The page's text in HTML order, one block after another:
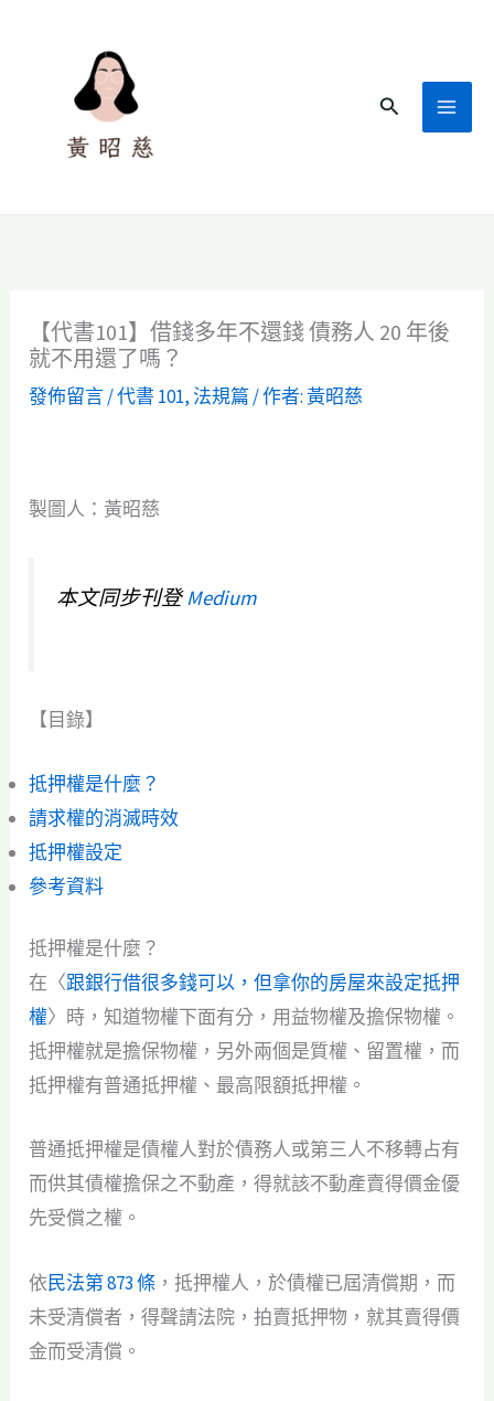
搜
【代書101】借錢多年不還錢 債務人 20 年後
就不用還了嗎？
發佈留言/代書 101, 法規篇/ 作者:黃昭慈
製圖人：黃昭慈
本文同步刊登Medium
【目錄】
抵押權是什麼？
請求權的消滅時效
抵押權設定
參考資料
抵押權是什麼？
在〈跟銀行借很多錢可以，但拿你的房屋來設定抵押
權〉時，知道物權下面有分，用益物權及擔保物權。
抵押權就是擔保物權，另外兩個是質權、留置權，而
抵押權有普通抵押權、最高限額抵押權。
普通抵押權是債權人對於債務人或第三人不移轉占有
而供其債權擔保之不動產，得就該不動產賣得價金優
先受償之權。
依民法第 873 條 ，抵押權人，於債權已屆清償期，而
未受清償者，得聲請法院，拍賣抵押物，就其賣得價
金而受清償。